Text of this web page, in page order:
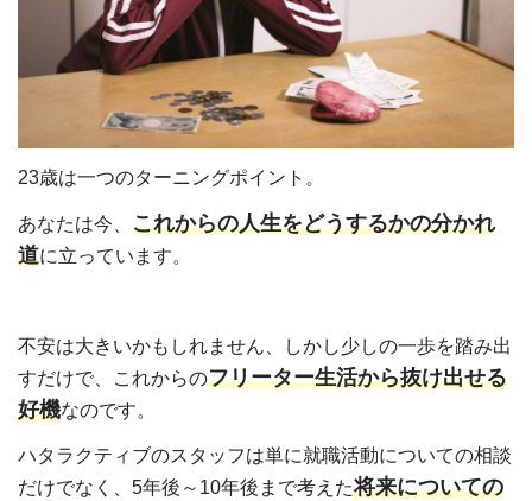
23歳は一つのターニングポイント。
あなたは今、 これからの人生をどうするかの分かれ
道に立っています。
不安は大きいかもしれません、しかし少しの一歩を踏み出
すだけで、これからのフリーター生活から抜け出せる
好機なのです。
ハタラクティブのスタッフは単に就職活動についての相談
だけでなく、5年後～10年後まで考えた将来についての